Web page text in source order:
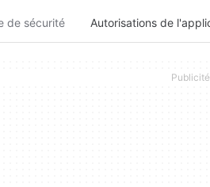
de sécurité Autorisations de